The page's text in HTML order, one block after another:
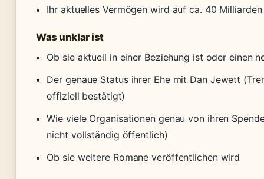
Ihr aktuelles Vermögen wird auf ca. 40
Was unklar ist
Ob sie aktuell in einer Beziehung ist oder einen
Der genaue Status ihrer Ehe mit Dan Jewett
offiziell bestätigt)
Wie viele Organisationen genau von ihren
nicht vollständig öffentlich)
Ob sie weitere Romane veröffentlichen wird